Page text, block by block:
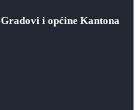
Gradovi i općine Kantona